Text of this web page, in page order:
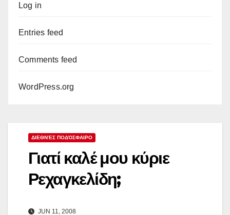
Log in
Entries feed
Comments feed
WordPress.org
ΔΙΕΘΝΈΣ ΠΟΔΌΣΦΑΙΡΟ
Γιατί καλέ μου κύριε
Ρεχαγκελίδη;
JUN 11, 2008